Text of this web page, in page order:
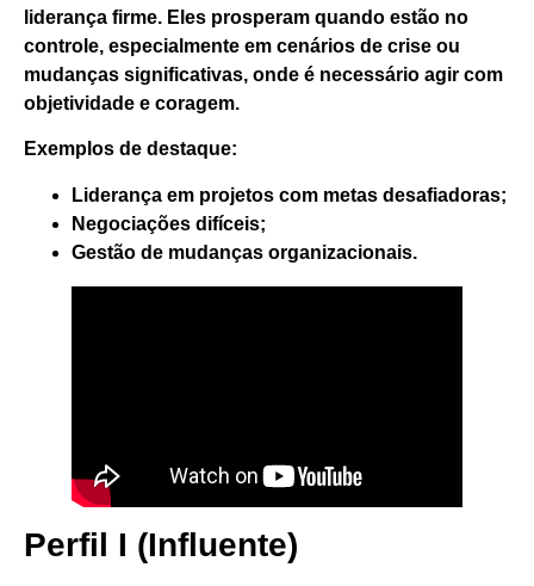
liderança firme. Eles prosperam quando estão no
controle, especialmente em cenários de crise ou
mudanças significativas, onde é necessário agir com
objetividade e coragem.
Exemplos de destaque:
Liderança em projetos com metas desafiadoras;
Negociações difíceis;
Gestão de mudanças organizacionais.
Perfil I (Influente)